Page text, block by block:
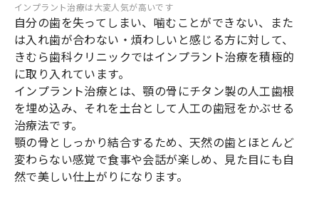
インプラント治療は大変人気が高いです
自分の歯を失ってしまい、噛むことができない、また
は入れ歯が合わない・煩わしいと感じる方に対して、
きむら歯科クリニックではインプラント治療を積極的
に取り入れています。
インプラント治療とは、顎の骨にチタン製の人工歯根
を埋め込み、それを土台として人工の歯冠をかぶせる
治療法です。
顎の骨としっかり結合するため、天然の歯とほとんど
変わらない感覚で食事や会話が楽しめ、見た目にも自
然で美しい仕上がりになります。